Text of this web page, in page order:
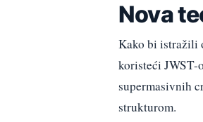
Nova
Kako bi istražili
koristeći JWST-
supermasivnih
strukturom.